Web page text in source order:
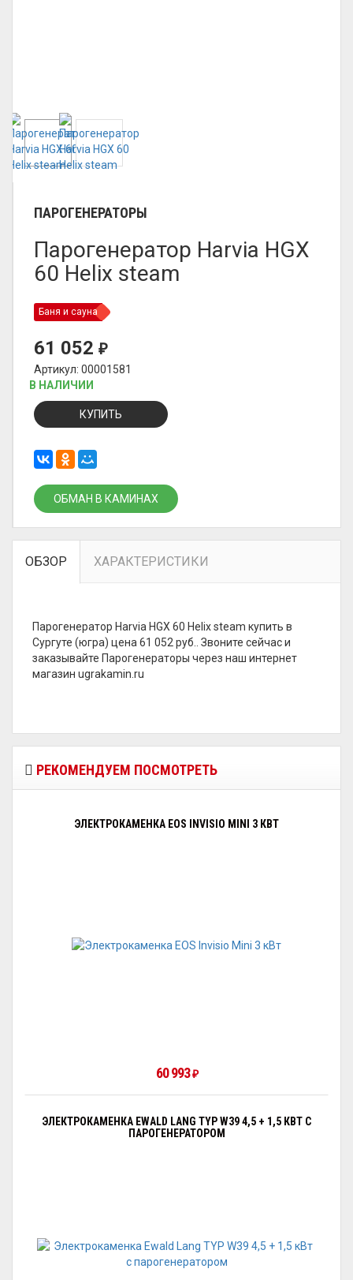
ПАРОГЕНЕРАТОРЫ
Парогенератор Harvia HGX
60 Helix steam
Баня и сауна
61 052 ₽
Артикул: 00001581
В НАЛИЧИИ
КУПИТЬ
ОБМАН В КАМИНАХ
ОБЗОР ХАРАКТЕРИСТИКИ
Парогенератор Harvia HGX 60 Helix steam купить в
Сургуте (югра) цена 61 052 руб.. Звоните сейчас и
заказывайте Парогенераторы через наш интернет
магазин ugrakamin.ru
РЕКОМЕНДУЕМ ПОСМОТРЕТЬ
ЭЛЕКТРОКАМЕНКА EOS INVISIO MINI 3 КВТ
60 993₽
ЭЛЕКТРОКАМЕНКА EWALD LANG TYP W39 4,5 + 1,5 КВТ С
ПАРОГЕНЕРАТОРОМ